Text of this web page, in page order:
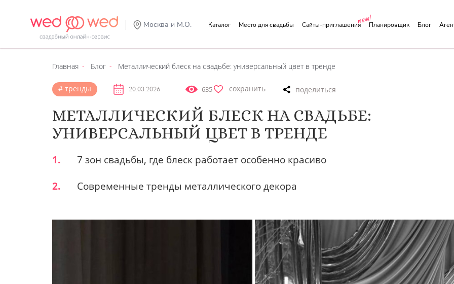
Москва и М.О. Каталог Место для свадьбы Сайты-приглашения Планировщик Блог
Главная Блог Металлический блеск на свадьбе: универсальный цвет в тренде
тренды 20.03.2026 635 сохранить
МЕТАЛЛИЧЕСКИЙ БЛЕСК НА СВАДЬБЕ:
УНИВЕРСАЛЬНЫЙ ЦВЕТ В ТРЕНДЕ
1.
7 зон свадьбы, где блеск работает особенно красиво
2.
Современные тренды металлического декора